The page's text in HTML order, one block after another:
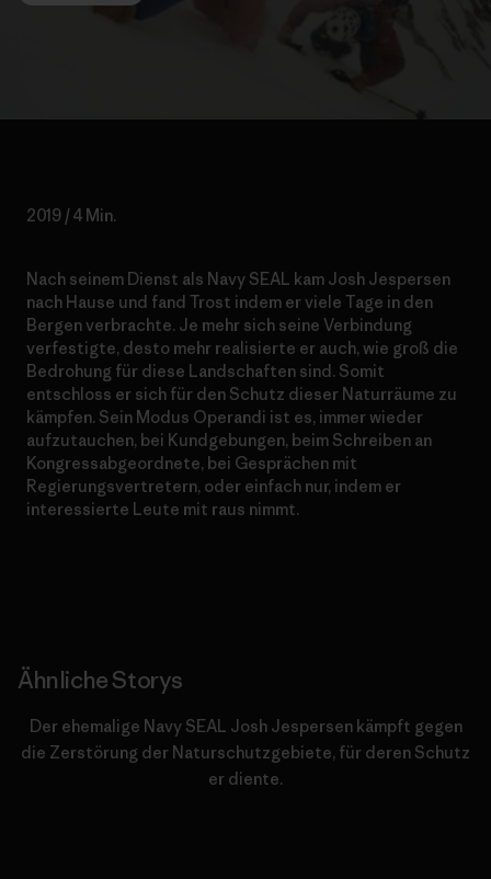
2019 / 4 Min.
Nach seinem Dienst als Navy SEAL kam Josh Jespersen
nach Hause und fand Trost indem er viele Tage in den
Bergen verbrachte. Je mehr sich seine Verbindung
verfestigte, desto mehr realisierte er auch, wie groß die
Bedrohung für diese Landschaften sind. Somit
entschloss er sich für den Schutz dieser Naturräume zu
kämpfen. Sein Modus Operandi ist es, immer wieder
aufzutauchen, bei Kundgebungen, beim Schreiben an
Kongressabgeordnete, bei Gesprächen mit
Regierungsvertretern, oder einfach nur, indem er
interessierte Leute mit raus nimmt.
Ähnliche Storys
Der ehemalige Navy SEAL Josh Jespersen kämpft gegen
die Zerstörung der Naturschutzgebiete, für deren Schutz
er diente.